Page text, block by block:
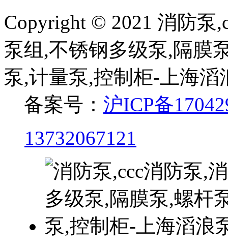
Copyright © 2021 消防泵
泵组,不锈钢多级泵,隔膜
泵,计量泵,控制柜-上海
备案号： 沪ICP备
13732067121